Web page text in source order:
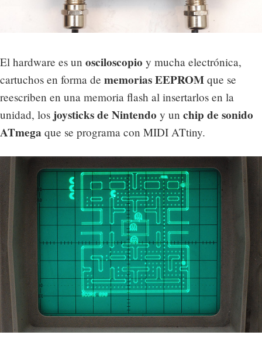
El hardware es un osciloscopio y mucha electrónica,
cartuchos en forma de memorias EEPROM que se
reescriben en una memoria flash al insertarlos en la
unidad, los joysticks de Nintendo y un chip de sonido
ATmega que se programa con MIDI ATtiny.